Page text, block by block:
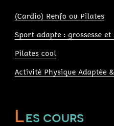
(Cardio) Renfo ou Pilates
Sport adapte : grossesse
Pilates cool
Activité Physique Adaptée
Les cours